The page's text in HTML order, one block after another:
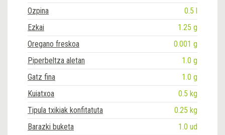
Ozpina
0.5 l
Ezkai
1.25 g
Oregano freskoa
0.001 g
Piperbeltza aletan
1.0 g
Gatz fina
1.0 g
Kuiatxoa
0.5 kg
Tipula txikiak konfitatuta
0.25 kg
Barazki buketa
1.0 ud